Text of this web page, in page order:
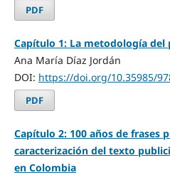
PDF
Capítulo 1: La metodología del
Ana María Díaz Jordán
DOI: https://doi.org/10.35985/
PDF
Capítulo 2: 100 años de frases
caracterización del texto
en Colombia